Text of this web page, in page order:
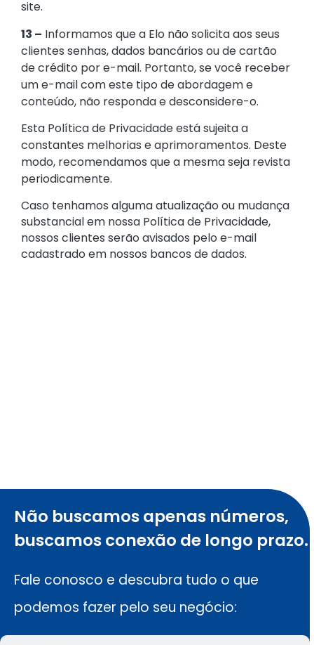
site.
13 – Informamos que a Elo não solicita aos seus
clientes senhas, dados bancários ou de cartão
de crédito por e-mail. Portanto, se você receber
um e-mail com este tipo de abordagem e
conteúdo, não responda e desconsidere-o.
Esta Política de Privacidade está sujeita a
constantes melhorias e aprimoramentos. Deste
modo, recomendamos que a mesma seja revista
periodicamente.
Caso tenhamos alguma atualização ou mudança
substancial em nossa Política de Privacidade,
nossos clientes serão avisados pelo e-mail
cadastrado em nossos bancos de dados.
Não buscamos apenas números,
buscamos conexão de longo prazo.
Fale conosco e descubra tudo o que
podemos fazer pelo seu negócio: